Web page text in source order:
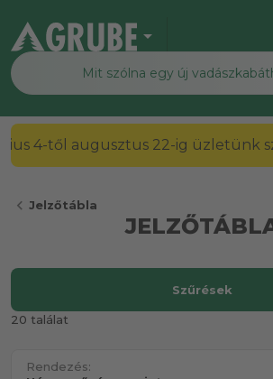
arrow_drop_down
2026. július 4-től augusztus 22-ig
chevron_left Jelzőtábla
20 találat
Rendezés:
Szűrések